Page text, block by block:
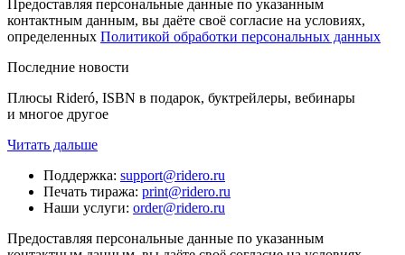
Предоставляя персональные данные по указанным
контактным данным, вы даёте своё согласие на условиях,
определенных Политикой обработки персональных данных
Последние новости
Плюсы Rideró, ISBN в подарок, буктрейлеры, вебинары
и многое другое
Читать дальше
Поддержка: support@ridero.ru
Печать тиража: print@ridero.ru
Наши услуги: order@ridero.ru
Предоставляя персональные данные по указанным